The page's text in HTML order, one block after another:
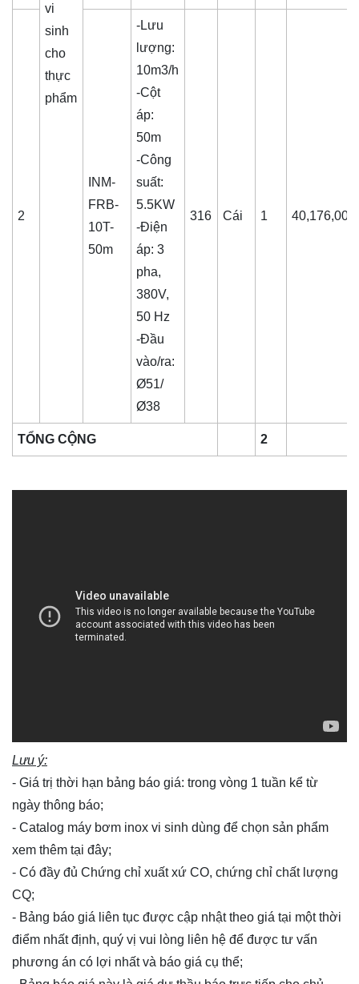
vi
sinh
cho
thực
phẩm
2
INM-
FRB-
10T-
50m
-Lưu
lượng:
10m3/h
-Cột
áp:
50m
-Công
suất:
5.5KW
-Điện
áp: 3
pha,
380V,
50 Hz
-Đầu
vào/ra:
Ø51/
Ø38
316 Cái 1 40,176,000
TỔNG CỘNG 2
Lưu ý:
- Giá trị thời hạn bảng báo giá: trong vòng 1 tuần kể từ
ngày thông báo;
- Catalog máy bơm inox vi sinh dùng để chọn sản phẩm
xem thêm tại đây;
- Có đầy đủ Chứng chỉ xuất xứ CO, chứng chỉ chất lượng
CQ;
- Bảng báo giá liên tục được cập nhật theo giá tại một thời
điểm nhất định, quý vị vui lòng liên hệ để được tư vấn
phương án có lợi nhất và báo giá cụ thể;